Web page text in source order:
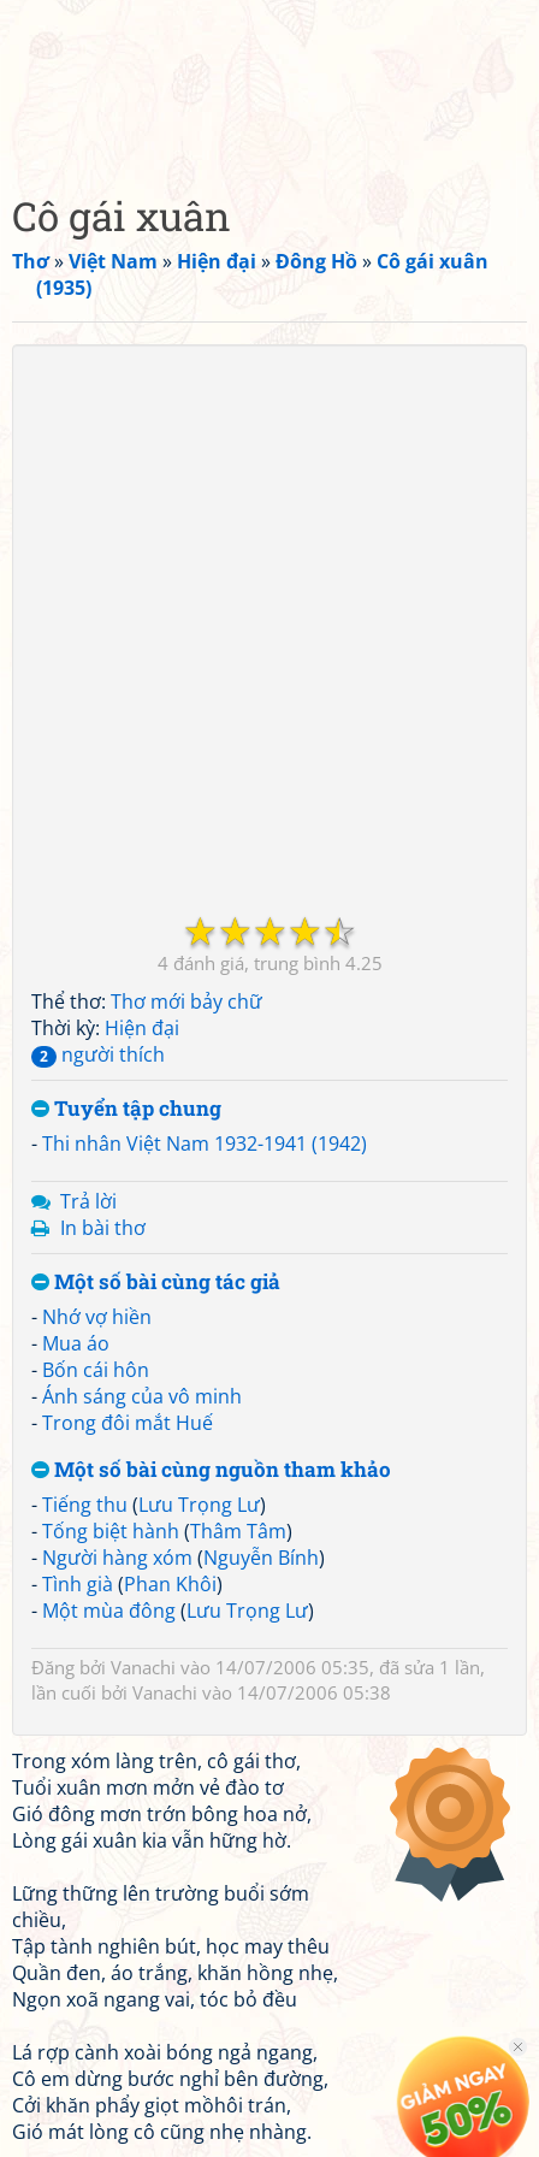
Cô gái xuân
Thơ»Việt Nam » Hiện đại »Đông Hồ» Cô gái xuân
(1935)
☆
☆
☆
☆
☆
4 4.25
Thể thơ: Thơ mới bảy chữ
Thời kỳ: Hiện đại
2 người thích
Tuyển tập chung
-Thi nhân Việt Nam 1932-1941 (1942)
Trả lời
In bài thơ
Một số bài cùng tác giả
- Nhớ vợ hiền
- Mua áo
- Bốn cái hôn
-Ánh sáng của vô minh
-Trong đôi mắt Huế
Một số bài cùng nguồn tham khảo
-Tiếng thu (Lưu Trọng Lư)
-Tống biệt hành (Thâm Tâm)
- Người hàng xóm (Nguyễn Bính)
-Tình già (Phan Khôi)
- Một mùa đông(Lưu Trọng Lư)
Đăng bởi Vanachi vào 14/07/2006 05:35, đã sửa 1 lần,
lần cuối bởi Vanachi vào 14/07/2006 05:38
Trong xóm làng trên, cô gái thơ,
Tuổi xuân mơn mởn vẻ đào tơ
Gió đông mơn trớn bông hoa nở,
Lòng gái xuân kia vẫn hững hờ.
Lững thững lên trường buổi sớm
chiều,
Tập tành nghiên bút, học may thêu
Quần đen, áo trắng, khăn hồng nhẹ,
Ngọn xoã ngang vai, tóc bỏ đều
Lá rợp cành xoài bóng ngả ngang,
Cô em dừng bước nghỉ bên đường,
Cởi khăn phẩy giọt mồhôi trán,
Gió mát lòng cô cũng nhẹ nhàng.